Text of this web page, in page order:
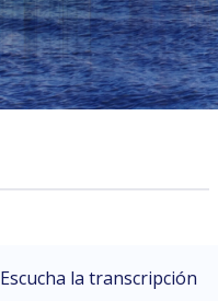
Escucha la transcripción